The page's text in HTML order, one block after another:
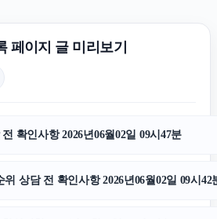
페이지 글 미리보기
확인사항 2026년06월02일 09시47분
상담 전 확인사항 2026년06월02일 09시42